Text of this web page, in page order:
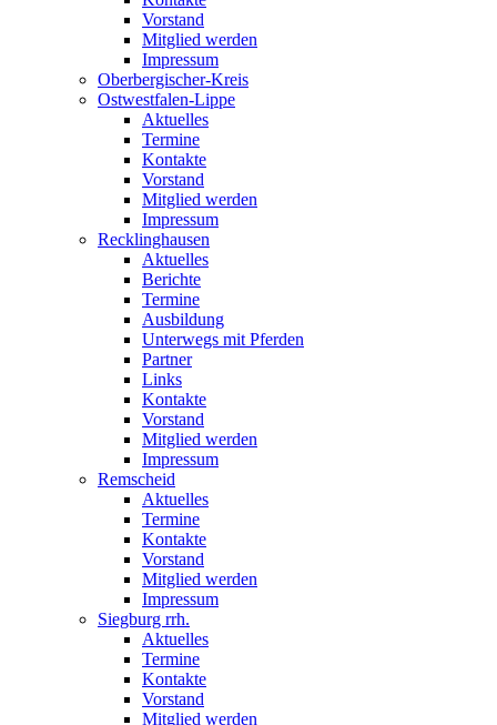
Vorstand
Mitglied werden
Impressum
Oberbergischer-Kreis
Ostwestfalen-Lippe
Aktuelles
Termine
Kontakte
Vorstand
Mitglied werden
Impressum
Recklinghausen
Aktuelles
Berichte
Termine
Ausbildung
Unterwegs mit Pferden
Partner
Links
Kontakte
Vorstand
Mitglied werden
Impressum
Remscheid
Aktuelles
Termine
Kontakte
Vorstand
Mitglied werden
Impressum
Siegburg rrh.
Aktuelles
Termine
Kontakte
Vorstand
Mitglied werden